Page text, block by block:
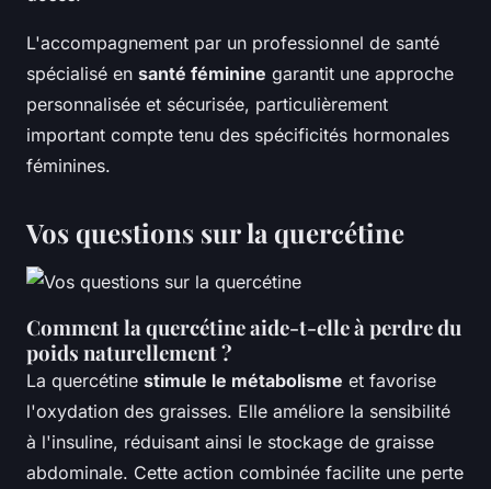
L'accompagnement par un professionnel de santé
spécialisé en santé féminine garantit une approche
personnalisée et sécurisée, particulièrement
important compte tenu des spécificités hormonales
féminines.
Vos questions sur la quercétine
Comment la quercétine aide-t-elle à perdre du
poids naturellement ?
La quercétine stimule le métabolisme et favorise
l'oxydation des graisses. Elle améliore la sensibilité
à l'insuline, réduisant ainsi le stockage de graisse
abdominale. Cette action combinée facilite une perte